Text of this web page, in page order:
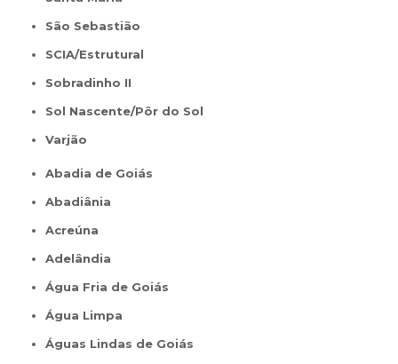
São Sebastião
SCIA/Estrutural
Sobradinho II
Sol Nascente/Pôr do Sol
Varjão
Abadia de Goiás
Abadiânia
Acreúna
Adelândia
Água Fria de Goiás
Água Limpa
Águas Lindas de Goiás